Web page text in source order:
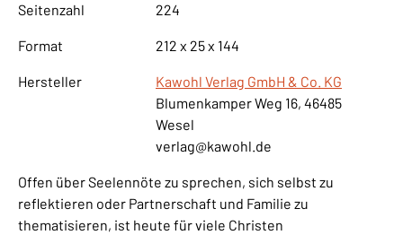
Seitenzahl 224
Format 212 x 25 x 144
Hersteller
Kawohl Verlag GmbH & Co. KG
Blumenkamper Weg 16, 46485
Wesel
verlag@kawohl.de
Offen über Seelennöte zu sprechen, sich selbst zu
reflektieren oder Partnerschaft und Familie zu
thematisieren, ist heute für viele Christen